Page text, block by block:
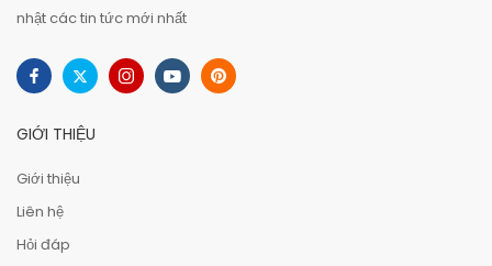
nhật các tin tức mới nhất
GIỚI THIỆU
Giới thiệu
Liên hệ
Hỏi đáp